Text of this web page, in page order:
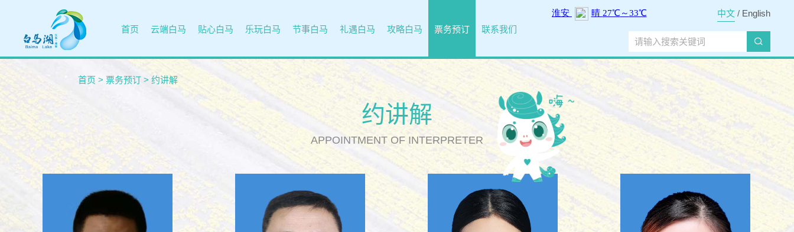
首页 云端白马 贴心白马 乐玩白马 节事白马 礼遇白马 攻略白马 票务预订 联系我们
中文/ English
首页 > 票务预订 > 约讲解
约讲解
APPOINTMENT OF INTERPRETER